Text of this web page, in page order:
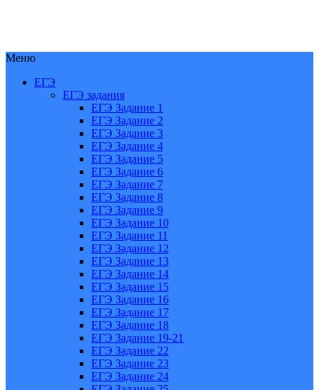
Меню
ЕГЭ
ЕГЭ задания
ЕГЭ Задание 1
ЕГЭ Задание 2
ЕГЭ Задание 3
ЕГЭ Задание 4
ЕГЭ Задание 5
ЕГЭ Задание 6
ЕГЭ Задание 7
ЕГЭ Задание 8
ЕГЭ Задание 9
ЕГЭ Задание 10
ЕГЭ Задание 11
ЕГЭ Задание 12
ЕГЭ Задание 13
ЕГЭ Задание 14
ЕГЭ Задание 15
ЕГЭ Задание 16
ЕГЭ Задание 17
ЕГЭ Задание 18
ЕГЭ Задание 19-21
ЕГЭ Задание 22
ЕГЭ Задание 23
ЕГЭ Задание 24